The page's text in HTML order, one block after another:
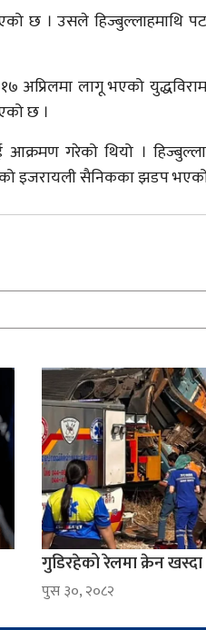
छ । उसले हिज्बुल्लाहमाथि
अप्रिलमा लागू भएको
छ ।
गरेको थियो ।
सैनिकका झडप भएको
गुडिरहेको रेलमा क्रेन
पुस ३०, २०८२